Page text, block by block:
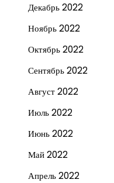
Декабрь 2022
Ноябрь 2022
Октябрь 2022
Сентябрь 2022
Август 2022
Июль 2022
Июнь 2022
Май 2022
Апрель 2022